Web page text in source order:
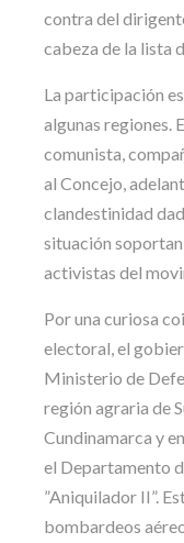
contra del
cabeza de la lista
La participación
algunas regiones.
comunista,
al Concejo,
clandestinidad
situación
activistas del
Por una curiosa
electoral, el
Ministerio de
región agraria de
Cundinamarca y
el Departamento
”Aniquilador II”.
bombardeos